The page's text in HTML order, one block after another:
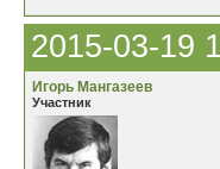
2015-03-19
Игорь Мангазеев
Участник